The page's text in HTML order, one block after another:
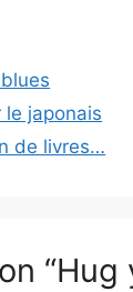
le japonais
de livres…
“Hug